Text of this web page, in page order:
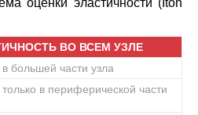
ВО ВСЕМ УЗЛЕ
большей части узла
в периферической части